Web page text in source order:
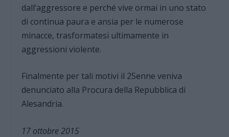
dall’aggressore e perché vive ormai in uno stato
di continua paura e ansia per le numerose
minacce, trasformatesi ultimamente in
aggressioni violente.
Finalmente per tali motivi il 25enne veniva
denunciato alla Procura della Repubblica di
Alesandria.
17 ottobre 2015